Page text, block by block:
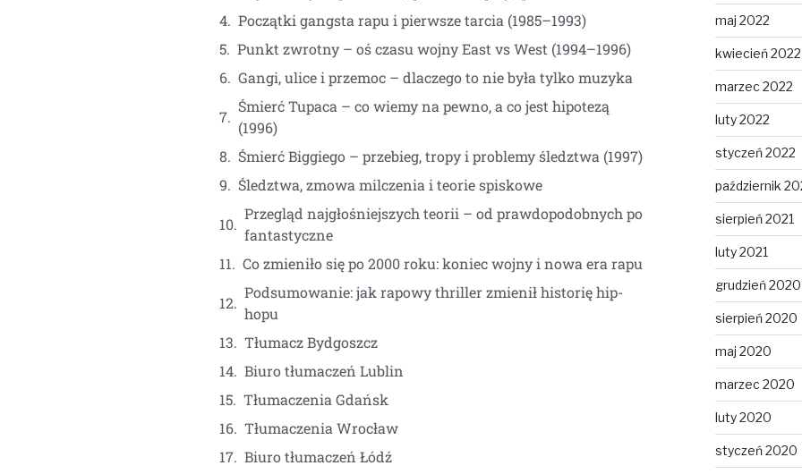
Początki gangsta rapu i pierwsze tarcia (1985–1993)
Punkt zwrotny – oś czasu wojny East vs West (1994–1996)
Gangi, ulice i przemoc – dlaczego to nie była tylko muzyka
Śmierć Tupaca – co wiemy na pewno, a co jest hipotezą
(1996)
Śmierć Biggiego – przebieg, tropy i problemy śledztwa (1997)
Śledztwa, zmowa milczenia i teorie spiskowe
Przegląd najgłośniejszych teorii – od prawdopodobnych po
fantastyczne
Co zmieniło się po 2000 roku: koniec wojny i nowa era rapu
Podsumowanie: jak rapowy thriller zmienił historię hip-
hopu
Tłumacz Bydgoszcz
Biuro tłumaczeń Lublin
Tłumaczenia Gdańsk
Tłumaczenia Wrocław
Biuro tłumaczeń Łódź
maj 2022
kwiecień 2022
marzec 2022
luty 2022
styczeń 2022
październik
sierpień 2021
luty 2021
grudzień 2020
sierpień 2020
maj 2020
marzec 2020
luty 2020
styczeń 2020